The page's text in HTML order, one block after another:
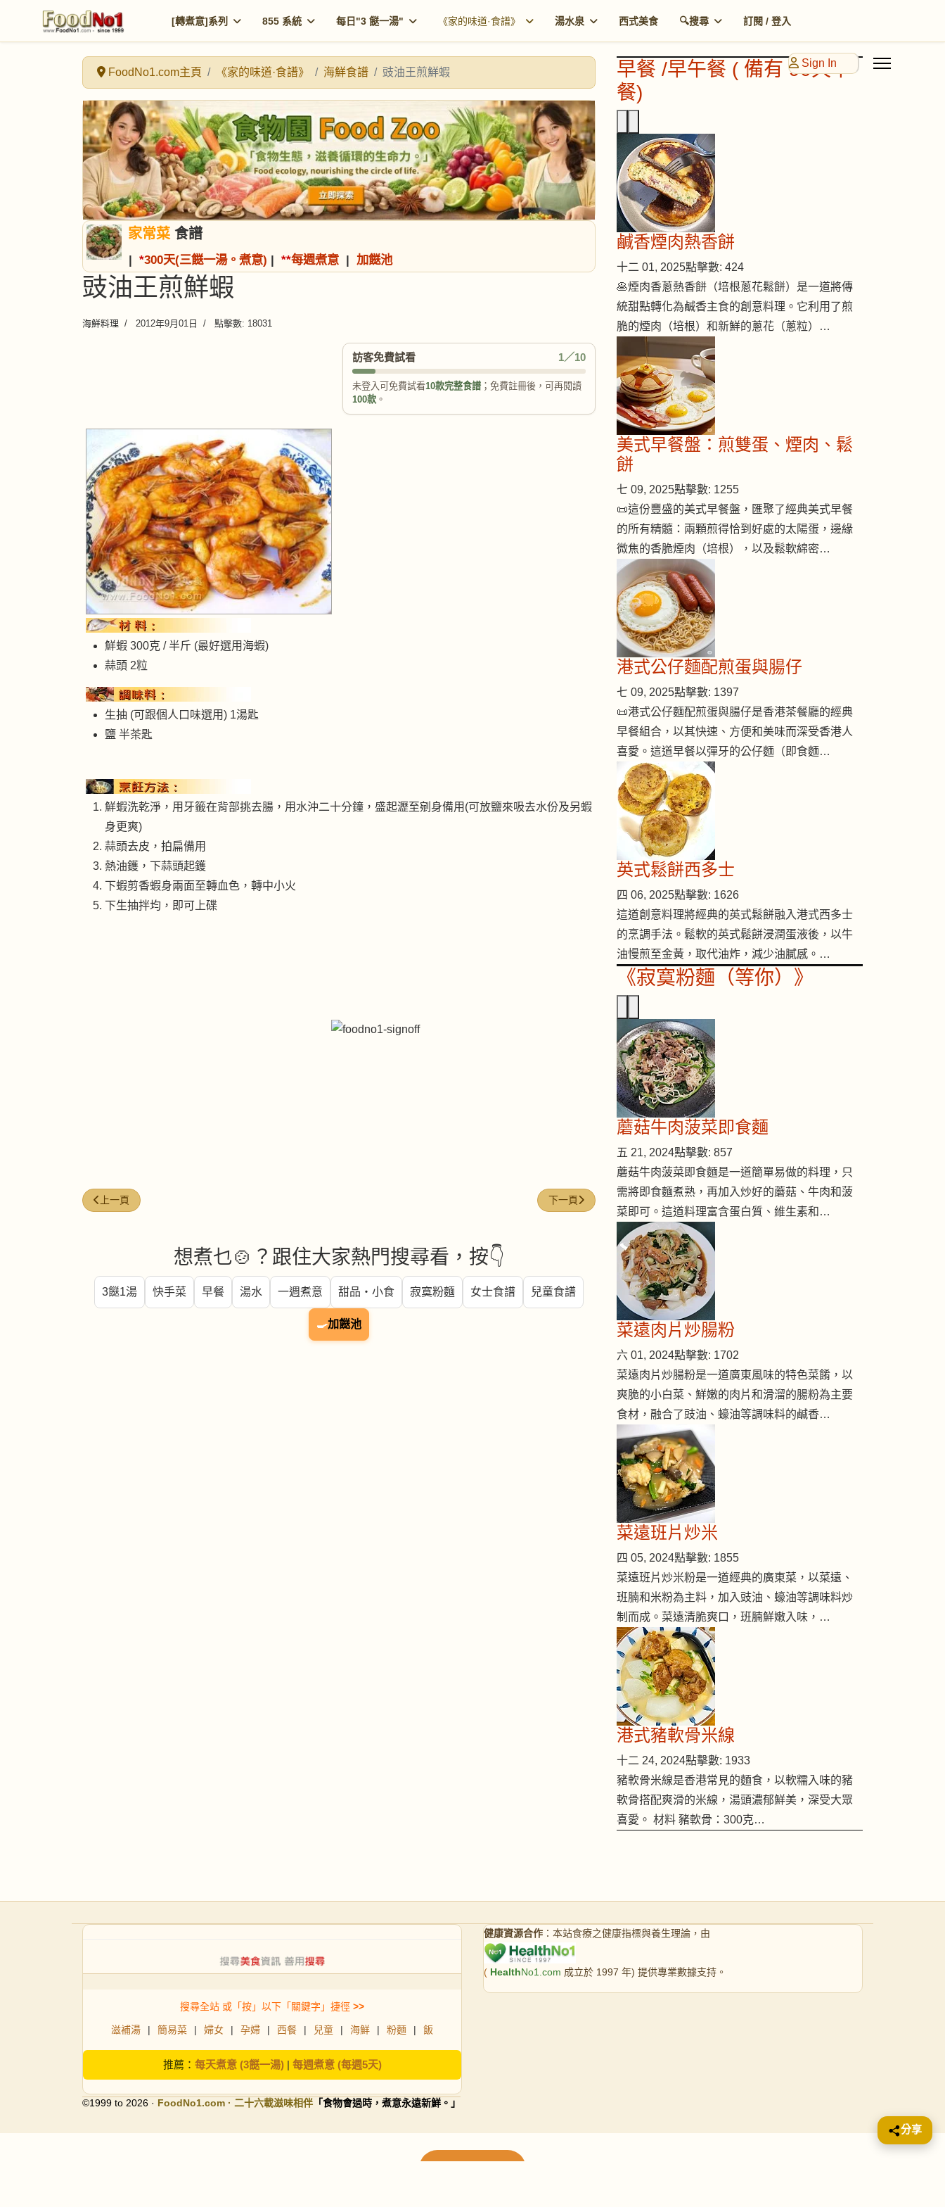
[轉煮意]系列 855 系統 每日"3 餸一湯" 《家的味道·食譜》 湯水泉 西式美食 🔍搜尋 訂閱 / 登入
Sign In
FoodNo1.com主頁 《家的味道·食譜》 海鮮食譜 豉油王煎鮮蝦
家常菜 食譜
| *300天(三餸一湯。煮意) | **每週煮意 | 加餸池
豉油王煎鮮蝦
海鮮料理 2012年9月01日 點擊數: 18031
訪客免費試看 1／10
未登入可免費試看10款完整食譜 ；免費註冊後，可再閱讀
100款 。
鮮蝦 300克 / 半斤 (最好選用海蝦)
蒜頭 2粒
生抽 (可跟個人口味選用) 1湯匙
鹽 半茶匙
鮮蝦洗乾淨，用牙籤在背部挑去腸，用水沖二十分鐘，盛起瀝至剜身備用(可放鹽來吸去水份及另蝦
身更爽)
蒜頭去皮，拍扁備用
熱油鑊，下蒜頭起鑊
下蝦剪香蝦身兩面至轉血色，轉中小火
下生抽拌均，即可上碟
上一篇文章: 芝士蝦
上一頁 下一篇文章: 咖哩蝦
下一頁
想煮乜🍲？跟住大家熱門搜尋看，按👇
3餸1湯 快手菜 早餐 湯水 一週煮意 甜品・小食 寂寞粉麵 女士食譜 兒童食譜
🍳加餸池
早餐 /早午餐 ( 備有 90天早
餐)
鹹香煙肉熱香餅
十二 01, 2025點擊數: 424
🥞煙肉香蔥熱香餅（培根蔥花鬆餅）是一道將傳
統甜點轉化為鹹香主食的創意料理。它利用了煎
脆的煙肉（培根）和新鮮的蔥花（蔥粒）…
美式早餐盤：煎雙蛋、煙肉、鬆
餅
七 09, 2025點擊數: 1255
📜這份豐盛的美式早餐盤，匯聚了經典美式早餐
的所有精髓：兩顆煎得恰到好處的太陽蛋，邊緣
微焦的香脆煙肉（培根），以及鬆軟綿密…
港式公仔麵配煎蛋與腸仔
七 09, 2025點擊數: 1397
📜港式公仔麵配煎蛋與腸仔是香港茶餐廳的經典
早餐組合，以其快速、方便和美味而深受香港人
喜愛。這道早餐以彈牙的公仔麵（即食麵…
英式鬆餅西多士
四 06, 2025點擊數: 1626
這道創意料理將經典的英式鬆餅融入港式西多士
的烹調手法。鬆軟的英式鬆餅浸潤蛋液後，以牛
油慢煎至金黃，取代油炸，減少油膩感。…
《寂寞粉麵（等你）》
蘑菇牛肉菠菜即食麵
五 21, 2024點擊數: 857
蘑菇牛肉菠菜即食麵是一道簡單易做的料理，只
需將即食麵煮熟，再加入炒好的蘑菇、牛肉和菠
菜即可。這道料理富含蛋白質、維生素和…
菜遠肉片炒腸粉
六 01, 2024點擊數: 1702
菜遠肉片炒腸粉是一道廣東風味的特色菜餚，以
爽脆的小白菜、鮮嫩的肉片和滑溜的腸粉為主要
食材，融合了豉油、蠔油等調味料的鹹香…
菜遠班片炒米
四 05, 2024點擊數: 1855
菜遠班片炒米粉是一道經典的廣東菜，以菜遠、
班腩和米粉為主料，加入豉油、蠔油等調味料炒
制而成。菜遠清脆爽口，班腩鮮嫩入味，…
港式豬軟骨米線
十二 24, 2024點擊數: 1933
豬軟骨米線是香港常見的麵食，以軟糯入味的豬
軟骨搭配爽滑的米線，湯頭濃郁鮮美，深受大眾
喜愛。 材料 豬軟骨：300克…
搜尋全站 或「按」以下「關鍵字」捷徑 >>
滋補湯 | 簡易菜 | 婦女 | 孕婦 | 西餐 | 兒童 | 海鮮 | 粉麵 | 飯
推薦： 每天煮意 (3餸一湯)| 每週煮意 (每週5天)
©1999 to 2026 · FoodNo1.com · 二十六載滋味相伴 「食物會過時，煮意永遠新鮮。」
健康資源合作 ：本站食療之健康指標與養生理論，由
( HealthNo1.com 成立於 1997 年) 提供專業數據支持。
分享